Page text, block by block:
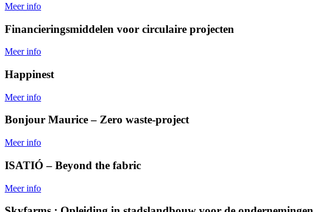
Meer info
Financieringsmiddelen voor circulaire projecten
Meer info
Happinest
Meer info
Bonjour Maurice – Zero waste-project
Meer info
ISATIÓ – Beyond the fabric
Meer info